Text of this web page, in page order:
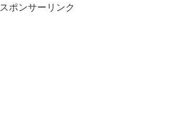
スポンサーリンク